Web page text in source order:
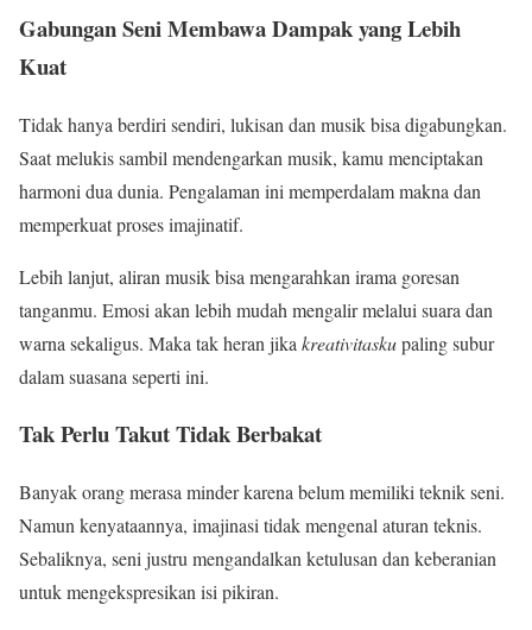
Gabungan Seni Membawa Dampak yang Lebih
Kuat
Tidak hanya berdiri sendiri, lukisan dan musik bisa digabungkan.
Saat melukis sambil mendengarkan musik, kamu menciptakan
harmoni dua dunia. Pengalaman ini memperdalam makna dan
memperkuat proses imajinatif.
Lebih lanjut, aliran musik bisa mengarahkan irama goresan
tanganmu. Emosi akan lebih mudah mengalir melalui suara dan
warna sekaligus. Maka tak heran jika kreativitaskupaling subur
dalam suasana seperti ini.
Tak Perlu Takut Tidak Berbakat
Banyak orang merasa minder karena belum memiliki teknik seni.
Namun kenyataannya, imajinasi tidak mengenal aturan teknis.
Sebaliknya, seni justru mengandalkan ketulusan dan keberanian
untuk mengekspresikan isi pikiran.